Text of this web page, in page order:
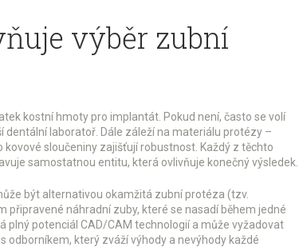
výběr zubní
kostní hmoty pro implantát. Pokud není, často se volí
dentální laboratoř. Dále záleží na materiálu protézy –
sloučeniny zajišťují robustnost. Každý z těchto
samostatnou entitu, která ovlivňuje konečný výsledek.
být alternativou okamžitá zubní protéza (tzv.
připravené náhradní zuby, které se nasadí během jedné
plný potenciál CAD/CAM technologií a může vyžadovat
odborníkem, který zváží výhody a nevýhody každé